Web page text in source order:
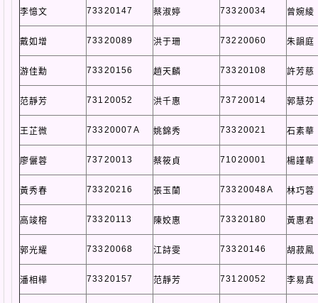
李憶文 73320147 蔡淑婷 73320034 曾婉綾
戴如增 73320089 洪于珊 73220060 朱韻庭
游佳勳 73320156 趙天麟 73320108 許芳慈
范靜芳 73120052 洪千惠 73720014 郭慧芬
王芷微 73320007A 姚錦秀 73320021 石素華
廖儷蓉 73720013 蔡筱貞 71020001 楊謹華
黃秀春 73320216 張玉蘭 73320048A 林巧蓉
高竣榕 73320113 陳姣惠 73320180 黃惠君
郭光耀 73320068 江詩雯 73320146 胡菽鳳
潘相樺 73320157 范靜芳 73120052 李易真